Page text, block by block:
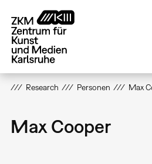
zum
Inhalt
Research Personen Max
Max Cooper